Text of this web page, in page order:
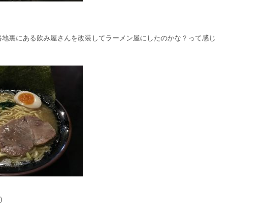
裏にある飲み屋さんを改装してラーメン屋にしたのかな？って感じ